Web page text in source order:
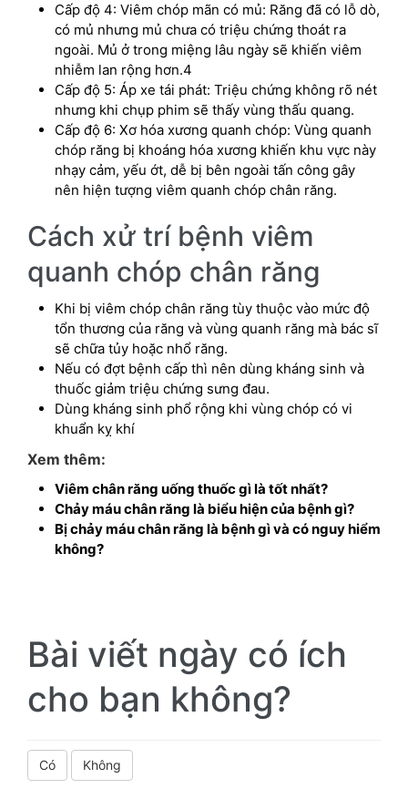
Cấp độ 4: Viêm chóp mãn có mủ: Răng đã có lỗ dò,
có mủ nhưng mủ chưa có triệu chứng thoát ra
ngoài. Mủ ở trong miệng lâu ngày sẽ khiến viêm
nhiễm lan rộng hơn.4
Cấp độ 5: Áp xe tái phát: Triệu chứng không rõ nét
nhưng khi chụp phim sẽ thấy vùng thấu quang.
Cấp độ 6: Xơ hóa xương quanh chóp: Vùng quanh
chóp răng bị khoáng hóa xương khiến khu vực này
nhạy cảm, yếu ớt, dễ bị bên ngoài tấn công gây
nên hiện tượng viêm quanh chóp chân răng.
Cách xử trí bệnh viêm
quanh chóp chân răng
Khi bị viêm chóp chân răng tùy thuộc vào mức độ
tổn thương của răng và vùng quanh răng mà bác sĩ
sẽ chữa tủy hoặc nhổ răng.
Nếu có đợt bệnh cấp thì nên dùng kháng sinh và
thuốc giảm triệu chứng sưng đau.
Dùng kháng sinh phổ rộng khi vùng chóp có vi
khuẩn kỵ khí
Xem thêm:
Viêm chân răng uống thuốc gì là tốt nhất?
Chảy máu chân răng là biểu hiện của bệnh gì?
Bị chảy máu chân răng là bệnh gì và có nguy hiểm
không?
Bài viết ngày có ích
cho bạn không?
Có Không